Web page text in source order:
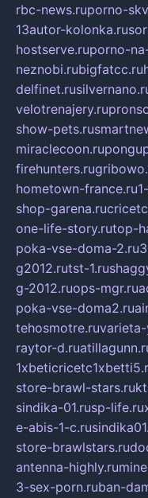
rbc-news.ruporno-
13autor-kolonka.ru
hostserve.ruporno-
neznobi.rubigfatcc.ru
delfinet.ru
velotrenajery.ru
show-pets.ru
miraclecoon.ru
firehunters.ru
hometown-france.ru
shop-garena.ru
one-life-story.rutop-
poka-vse-doma-2.ru
g2012.rutst-1.ru
g-2012.ruops-mgr.ru
poka-vse-doma2.ru
tehosmotre.ru
raytor-d.ru
store-brawl-stars.ru
sindika-01.rusp-life.ru
e-abis-1-c.ru
store-brawlstars.ru
antenna-highly.ru
3-sex-porn.ruban-